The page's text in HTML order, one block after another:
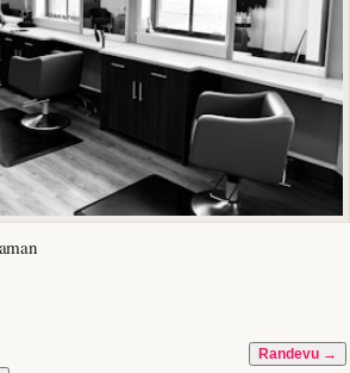
Randevu →